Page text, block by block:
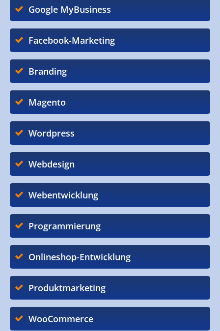
Google MyBusiness
Facebook-Marketing
Branding
Magento
Wordpress
Webdesign
Webentwicklung
Programmierung
Onlineshop-Entwicklung
Produktmarketing
WooCommerce